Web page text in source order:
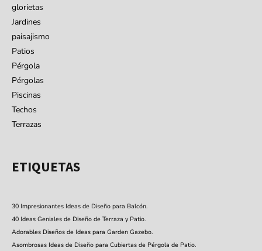
glorietas
Jardines
paisajismo
Patios
Pérgola
Pérgolas
Piscinas
Techos
Terrazas
ETIQUETAS
30 Impresionantes Ideas de Diseño para Balcón.
40 Ideas Geniales de Diseño de Terraza y Patio.
Adorables Diseños de Ideas para Garden Gazebo.
Asombrosas Ideas de Diseño para Cubiertas de Pérgola de Patio.